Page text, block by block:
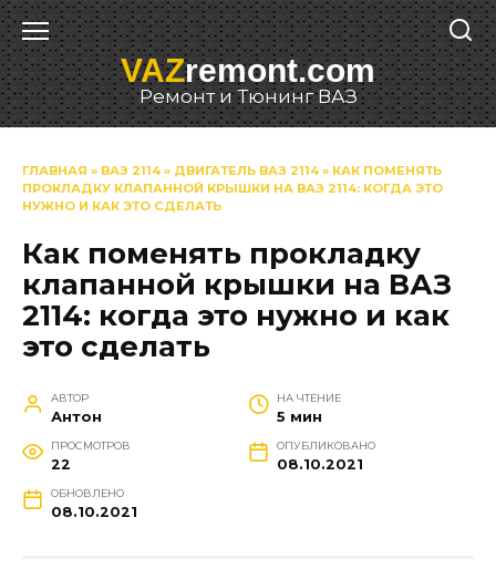
Перейти
к
содержаниюVAZremont.com
Ремонт и Тюнинг ВАЗ
ГЛАВНАЯ » ВАЗ 2114 » ДВИГАТЕЛЬ ВАЗ 2114 » КАК ПОМЕНЯТЬ
ПРОКЛАДКУ КЛАПАННОЙ КРЫШКИ НА ВАЗ 2114: КОГДА ЭТО
НУЖНО И КАК ЭТО СДЕЛАТЬ
Как поменять прокладку
клапанной крышки на ВАЗ
2114: когда это нужно и как
это сделать
АВТОР
Антон
НА ЧТЕНИЕ
5 мин
ПРОСМОТРОВ
22
ОПУБЛИКОВАНО
08.10.2021
ОБНОВЛЕНО
08.10.2021